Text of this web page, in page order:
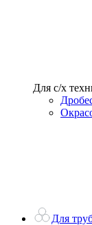
Для с/х
Для